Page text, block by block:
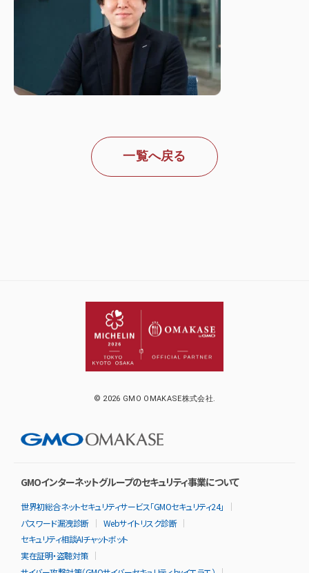
一覧へ戻る
© 2026 GMO OMAKASE株式会社.
GMOインターネットグループのセキュリティ事業について
世界初総合ネットセキュリティサービス「GMOセキュリティ24」
パスワード漏洩診断
Webサイトリスク診断
セキュリティ相談AIチャットボット
実在証明・盗聴対策